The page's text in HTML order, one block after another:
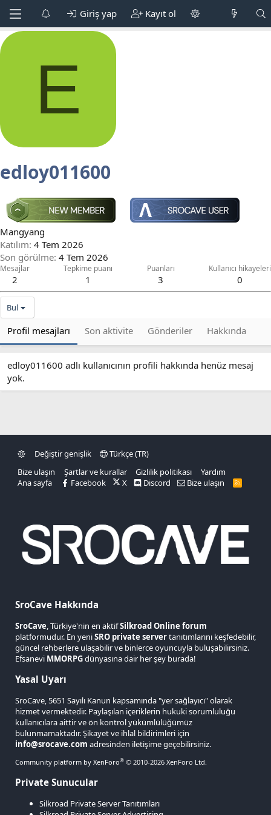
Giriş yap Kayıt ol
E
edloy011600
Mangyang
Katılım 4 Tem 2026
Son görülme 4 Tem 2026
Mesajlar
2
Tepkime puanı
1
Puanları
3
Kullanıcı hikayeleri
0
Bul
Profil mesajları Son aktivite Gönderiler Hakkında
edloy011600 adlı kullanıcının profili hakkında henüz mesaj
yok.
Değiştir genişlik
Türkçe (TR)
Bize ulaşın
Şartlar ve kurallar Gizlilik politikası
Yardım
Ana sayfa
Facebook X Discord Bize ulaşın
R
SroCave Hakkında
SroCave, Türkiye'nin en aktifSilkroad Online forum
platformudur. En yeniSRO private servertanıtımlarını keşfedebilir,
güncel rehberlere ulaşabilir ve binlerce oyuncuyla buluşabilirsiniz.
Efsanevi MMORPGdünyasına dair her şey burada!
Yasal Uyarı
SroCave, 5651 Sayılı Kanun kapsamında "yer sağlayıcı" olarak
hizmet vermektedir. Paylaşılan içeriklerin hukuki sorumluluğu
kullanıcılara aittir ve ön kontrol yükümlülüğümüz
bulunmamaktadır. Şikayet ve ihlal bildirimleri için
info@srocave.com adresinden iletişime geçebilirsiniz.
Community platform by XenForo® © 2010-2026 XenForo Ltd.
Private Sunucular
Silkroad Private Server Tanıtımları